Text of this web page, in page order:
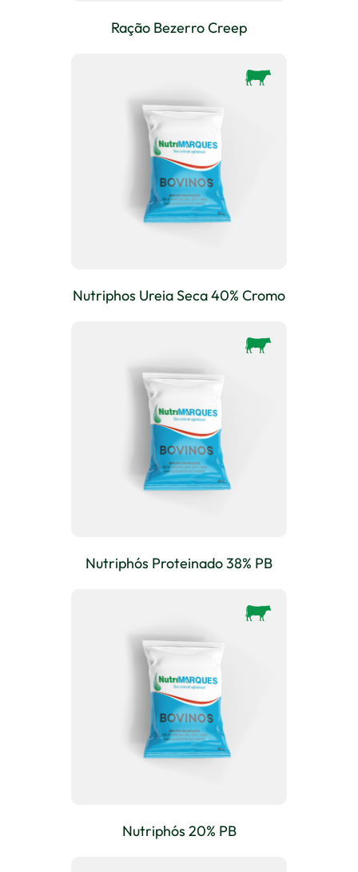
Ração Bezerro Creep
Nutriphos Ureia Seca 40% Cromo
Nutriphós Proteinado 38% PB
Nutriphós 20% PB